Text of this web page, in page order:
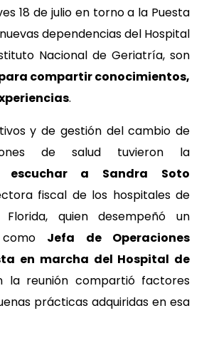
18 de julio en torno a la Puesta
dependencias del Hospital
Nacional de Geriatría, son
compartir conocimientos,
.
y de gestión del cambio de
de salud tuvieron la
a Sandra Soto
fiscal de los hospitales de
quien desempeñó un
Jefa de Operaciones
en marcha del Hospital de
la reunión compartió factores
prácticas adquiridas en esa